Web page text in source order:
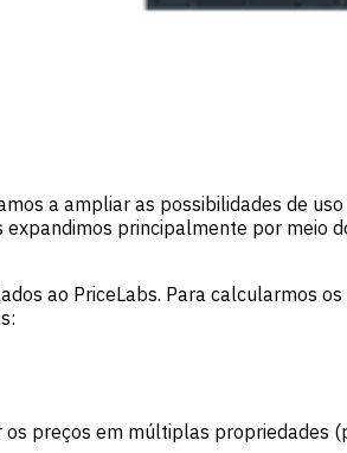
a ampliar as possibilidades de
principalmente por meio
ao PriceLabs. Para calcularmos
preços em múltiplas